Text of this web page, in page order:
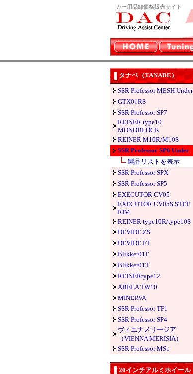
カー用品卸価格販売サイト
タナベ（TANABE）
SSR Professor MESH Under
GTX01RS
SSR Professor SP7
REINER type10
MONOBLOCK
REINER M10R/M10S
SSR Professor SP6 Under
製品リストを表示
SSR Professor SPX
SSR Professor SP5
EXECUTOR CV05
EXECUTOR CV05S STEP
RIM
REINER type10R/type10S
DEVIDE ZS
DEVIDE FT
Blikker01F
Blikker01T
REINERtype12
ABELA TW10
MINERVA
SSR Professor TF1
SSR Professor SP4
ヴィエナメリージア
（VIENNA MERISIA）
SSR Professor MS1
20インチアルミホイール